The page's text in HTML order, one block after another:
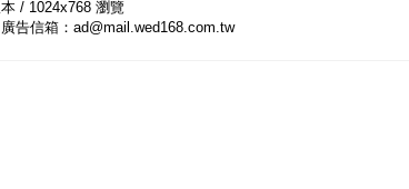
/ 1024x768 瀏覽
告信箱：ad@mail.wed168.com.tw